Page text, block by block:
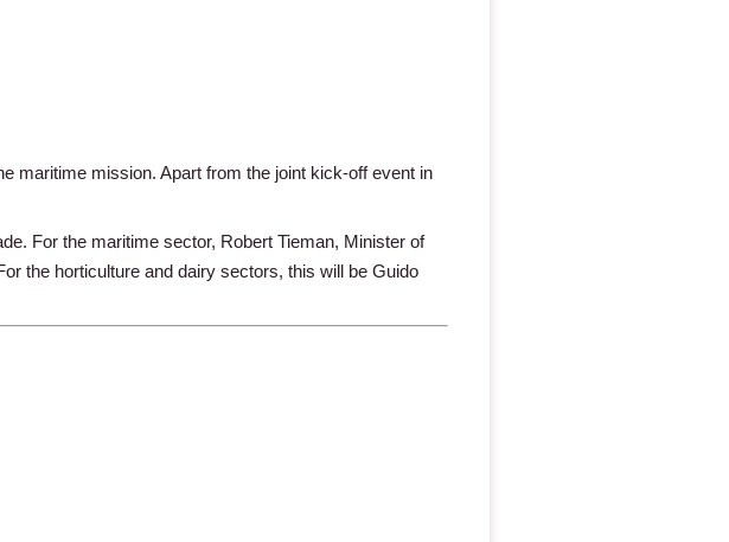
maritime mission. Apart from the joint kick-off event in
For the maritime sector, Robert Tieman, Minister of
the horticulture and dairy sectors, this will be Guido